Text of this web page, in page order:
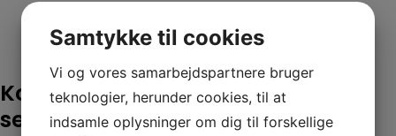
Kom og besøg
sejlmageren i København
Samtykke til cookies
Vi og vores samarbejdspartnere bruger
teknologier, herunder cookies, til at
indsamle oplysninger om dig til forskellige